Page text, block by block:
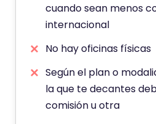
cuando sean menos
internacional
No hay oficinas físicas
Según el plan o
la que te decantes
comisión u otra